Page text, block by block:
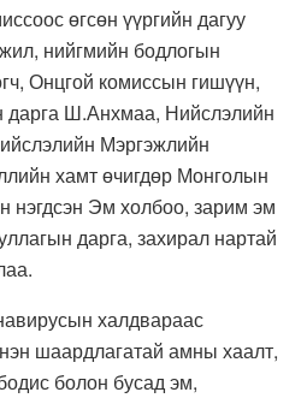
өгсөн үүргийн дагуу
нийгмийн бодлогын
Онцгой комиссын гишүүн,
дарга Ш.Анхмаа, Нийслэлийн
Мэргэжлийн
хамт өчигдөр Монголын
нэгдсэн Эм холбоо, зарим эм
дарга, захирал нартай
халдвараас
шаардлагатай амны хаалт,
болон бусад эм,